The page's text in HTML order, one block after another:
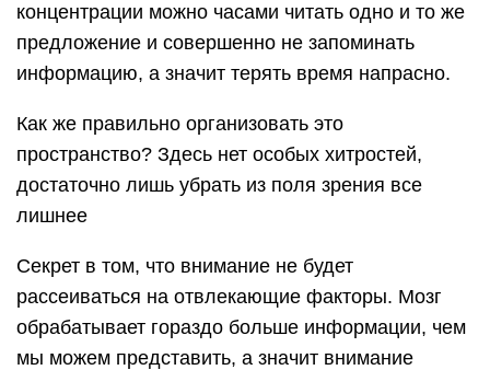
концентрации можно часами читать одно и то же
предложение и совершенно не запоминать
информацию, а значит терять время напрасно.
Как же правильно организовать это
пространство? Здесь нет особых хитростей,
достаточно лишь убрать из поля зрения все
лишнее
Секрет в том, что внимание не будет
рассеиваться на отвлекающие факторы. Мозг
обрабатывает гораздо больше информации, чем
мы можем представить, а значит внимание